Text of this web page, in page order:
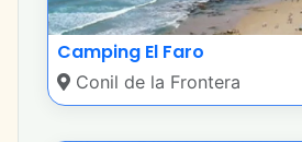
Camping El Faro
Conil de la Frontera